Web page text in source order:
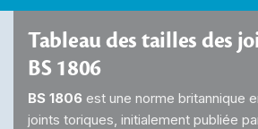
Tableau des tailles des
BS 1806
BS 1806 est une norme britannique
joints toriques, initialement publiée